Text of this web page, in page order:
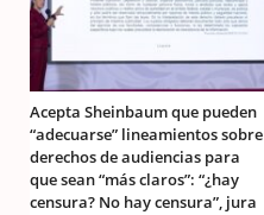
Acepta Sheinbaum que pueden
“adecuarse” lineamientos sobre
derechos de audiencias para
que sean “más claros”: “¿hay
censura? No hay censura”, jura